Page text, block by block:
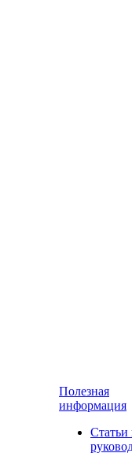
Полезная
информация
Статьи